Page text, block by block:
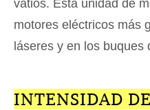
vatios. Esta unidad de
motores eléctricos más
láseres y en los buques
INTENSIDAD